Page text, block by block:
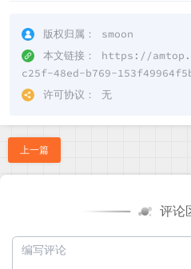
版权归属：
smoon
本文链接：
https://
c25f-48ed-b769-
许可协议：
无
上一篇
评论